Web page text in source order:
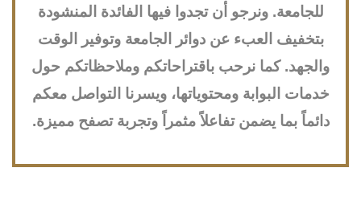
للجامعة. ونرجو أن تجدوا فيها الفائدة المنشودة
بتخفيف العبء عن دوائر الجامعة وتوفير الوقت
والجهد. كما نرحب باقتراحاتكم وملاحظاتكم حول
خدمات البوابة ومحتوياتها، ويسرنا التواصل معكم
دائماً بما يضمن تفاعلاً مثمراً وتجربة تصفح مميزة.